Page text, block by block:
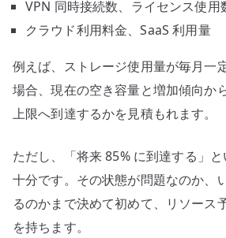
VPN 同時接続数、ライセンス使用
クラウド利用料金、SaaS 利用量
例えば、ストレージ使用量が毎月一
場合、現在の空き容量と増加傾向か
上限へ到達するかを見積もれます。
ただし、「将来 85% に到達する」
十分です。その状態が問題なのか、
るのかまで決めて初めて、リソース
を持ちます。